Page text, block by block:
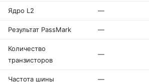
Ядро L2 —
Результат PassMark —
Количество
транзисторов
—
Частота шины —